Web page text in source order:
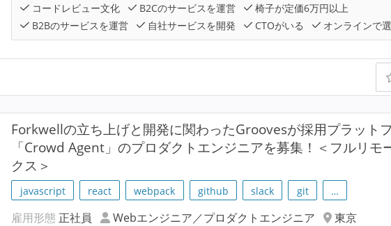
コードレビュー文化
B2Cのサービスを運営
椅子が定価6万円以上
B2Bのサービスを運営
自社サービスを開発 CTOがいる オンラインで
Forkwellの立ち上げと開発に関わったGroovesが採用プラット
「Crowd Agent」のプロダクトエンジニアを募集！＜フルリモ
クス＞
javascript react webpack github slack git …
雇用形態 正社員 Webエンジニア／プロダクトエンジニア
東京